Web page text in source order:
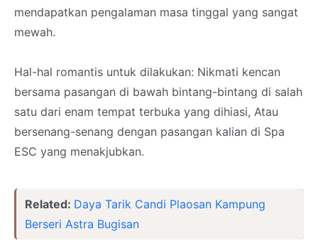
mendapatkan pengalaman masa tinggal yang sangat
mewah.
Hal-hal romantis untuk dilakukan: Nikmati kencan
bersama pasangan di bawah bintang-bintang di salah
satu dari enam tempat terbuka yang dihiasi, Atau
bersenang-senang dengan pasangan kalian di Spa
ESC yang menakjubkan.
Related: Daya Tarik Candi Plaosan Kampung
Berseri Astra Bugisan